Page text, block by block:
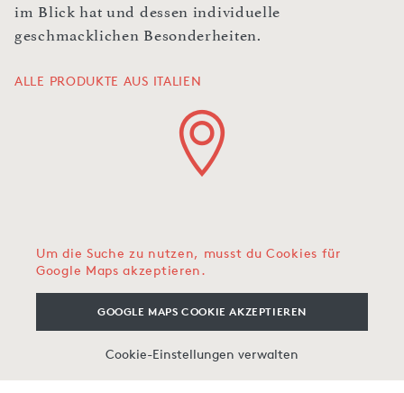
im Blick hat und dessen individuelle
geschmacklichen Besonderheiten.
ALLE PRODUKTE AUS ITALIEN
Um die Suche zu nutzen, musst du Cookies für
Google Maps akzeptieren.
GOOGLE MAPS COOKIE AKZEPTIEREN
Cookie-Einstellungen verwalten